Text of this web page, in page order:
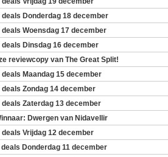
Donderdag 18 december
Woensdag 17 december
Dinsdag 16 december
reviewcopy van The Great Split!
Maandag 15 december
Zondag 14 december
Zaterdag 13 december
Dwergen van Nidavellir
Vrijdag 12 december
Donderdag 11 december